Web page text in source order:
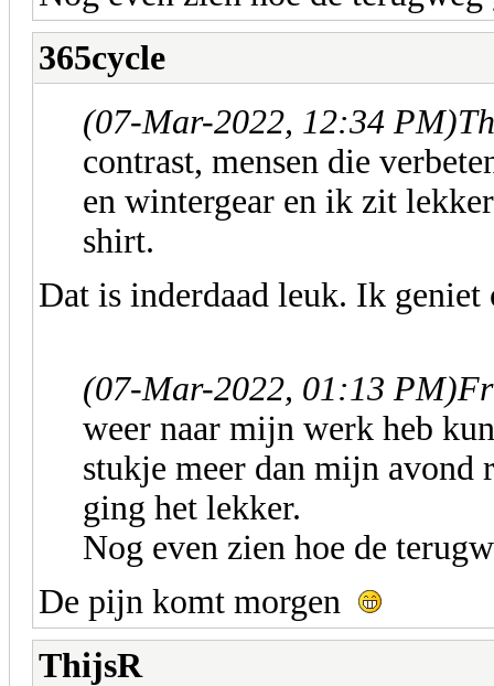
365cycle
(07-Mar-2022, 12:34 PM)
contrast, mensen die
en wintergear en ik zit
shirt.
Dat is inderdaad leuk. Ik
(07-Mar-2022, 01:13 PM)
weer naar mijn werk heb
stukje meer dan mijn avond
ging het lekker.
Nog even zien hoe de
De pijn komt morgen
ThijsR